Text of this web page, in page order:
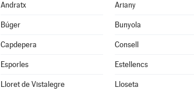
Andratx Ariany
Búger Bunyola
Capdepera Consell
Esporles Estellencs
Lloret de Vistalegre Lloseta